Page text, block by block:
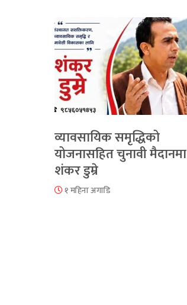
व्यावसायिक समृद्धिको
योजनासहित चुनावी मैदानमा
शंकर डुम्रे
१ महिना अगाडि